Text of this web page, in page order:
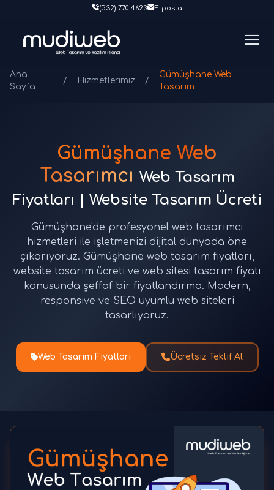
(532) 770 4623 E-posta
Ana
Sayfa
/ Hizmetlerimiz /
Gümüşhane Web
Tasarım
Gümüşhane Web
Tasarımcı Web Tasarım
Fiyatları | Website Tasarım Ücreti
Gümüşhane'de profesyonel web tasarımcı
hizmetleri ile işletmenizi dijital dünyada öne
çıkarıyoruz. Gümüşhane web tasarım fiyatları,
website tasarım ücreti ve web sitesi tasarım fiyatı
konusunda şeffaf bir fiyatlandırma. Modern,
responsive ve SEO uyumlu web siteleri
tasarlıyoruz.
Web Tasarım Fiyatları Ücretsiz Teklif Al